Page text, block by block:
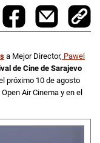
a Mejor Director, Pawel
de Cine de Sarajevo
próximo 10 de agosto
Air Cinema y en el